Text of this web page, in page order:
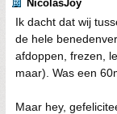
NicolasJoy
Ik dacht dat wij
de hele
afdoppen, frezen,
maar). Was een
Maar hey,